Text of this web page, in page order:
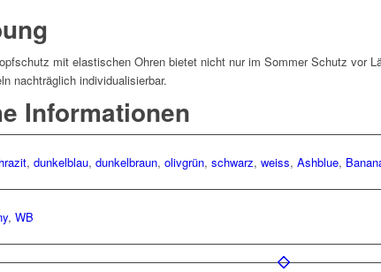
mit elastischen Ohren bietet nicht nur im Sommer Schutz vor
nachträglich individualisierbar.
Informationen
, dunkelblau, dunkelbraun, olivgrün, schwarz, weiss, Ashblue,
, WB